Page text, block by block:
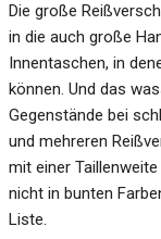
Die große
in die auch große
Innentaschen, in
können. Und das
Gegenstände bei
und mehreren
mit einer
nicht in bunten
Liste.